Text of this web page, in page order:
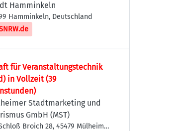
Hamminkeln
Hamminkeln, Deutschland
für Veranstaltungstechnik
in Vollzeit (39
Stadtmarketing und
GmbH (MST)
Broich 28, 45479 Mülheim